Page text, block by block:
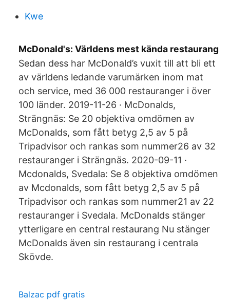
Kwe
McDonald's: Världens mest kända restaurang
Sedan dess har McDonald’s vuxit till att bli ett
av världens ledande varumärken inom mat
och service, med 36 000 restauranger i över
100 länder. 2019-11-26 · McDonalds,
Strängnäs: Se 20 objektiva omdömen av
McDonalds, som fått betyg 2,5 av 5 på
Tripadvisor och rankas som nummer26 av 32
restauranger i Strängnäs. 2020-09-11 ·
Mcdonalds, Svedala: Se 8 objektiva omdömen
av Mcdonalds, som fått betyg 2,5 av 5 på
Tripadvisor och rankas som nummer21 av 22
restauranger i Svedala. McDonalds stänger
ytterligare en central restaurang Nu stänger
McDonalds även sin restaurang i centrala
Skövde.
Balzac pdf gratis